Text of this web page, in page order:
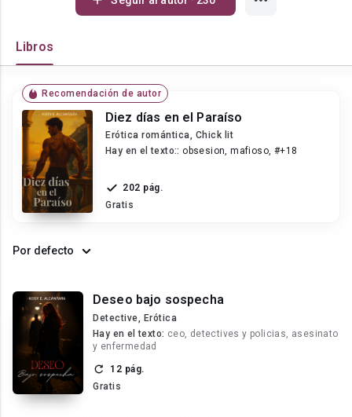
Libros
Recomendación de autor
Diez días en el Paraíso
Erótica romántica, Chick lit
Hay en el texto:: obsesion, mafioso, #+18
202 pág.
Gratis
Por defecto
Deseo bajo sospecha
Detective, Erótica
Hay en el texto: ceo, detectives y policias, asesinato
y enfermedad
12 pág.
Gratis